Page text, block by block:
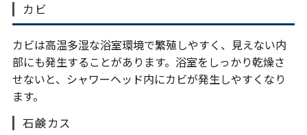
カビ
カビは高温多湿な浴室環境で繁殖しやすく、見えない内
部にも発生することがあります。浴室をしっかり乾燥さ
せないと、シャワーヘッド内にカビが発生しやすくなり
ます。
石鹸カス